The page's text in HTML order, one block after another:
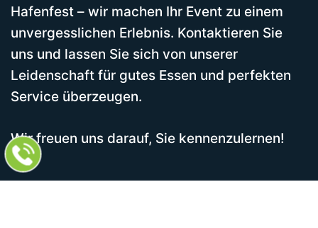
Hafenfest – wir machen Ihr Event zu einem
unvergesslichen Erlebnis. Kontaktieren Sie
uns und lassen Sie sich von unserer
Leidenschaft für gutes Essen und perfekten
Service überzeugen.
Wir freuen uns darauf, Sie kennenzulernen!